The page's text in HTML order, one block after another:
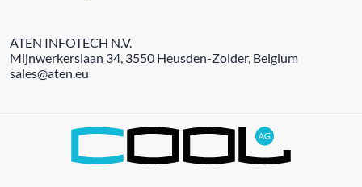
ATEN INFOTECH N.V.
Mijnwerkerslaan 34, 3550 Heusden-Zolder, Belgium
sales@aten.eu